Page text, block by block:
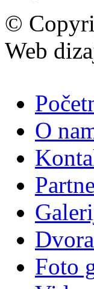
©
Web
O
Foto